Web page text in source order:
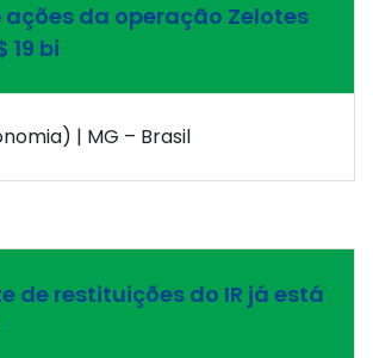
ações da operação Zelotes
19 bi
| MG – Brasil
de restituições do IR já está